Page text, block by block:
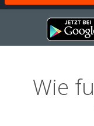
Wie